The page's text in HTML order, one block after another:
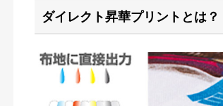
ダイレクト昇華プリントとは？